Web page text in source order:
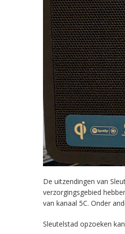
De uitzendingen van
verzorgingsgebied
van kanaal 5C. Onder
Sleutelstad opzoeken